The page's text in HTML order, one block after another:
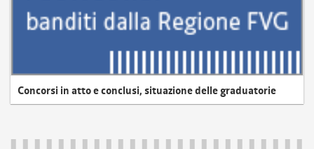
Concorsi in atto e conclusi, situazione delle graduatorie